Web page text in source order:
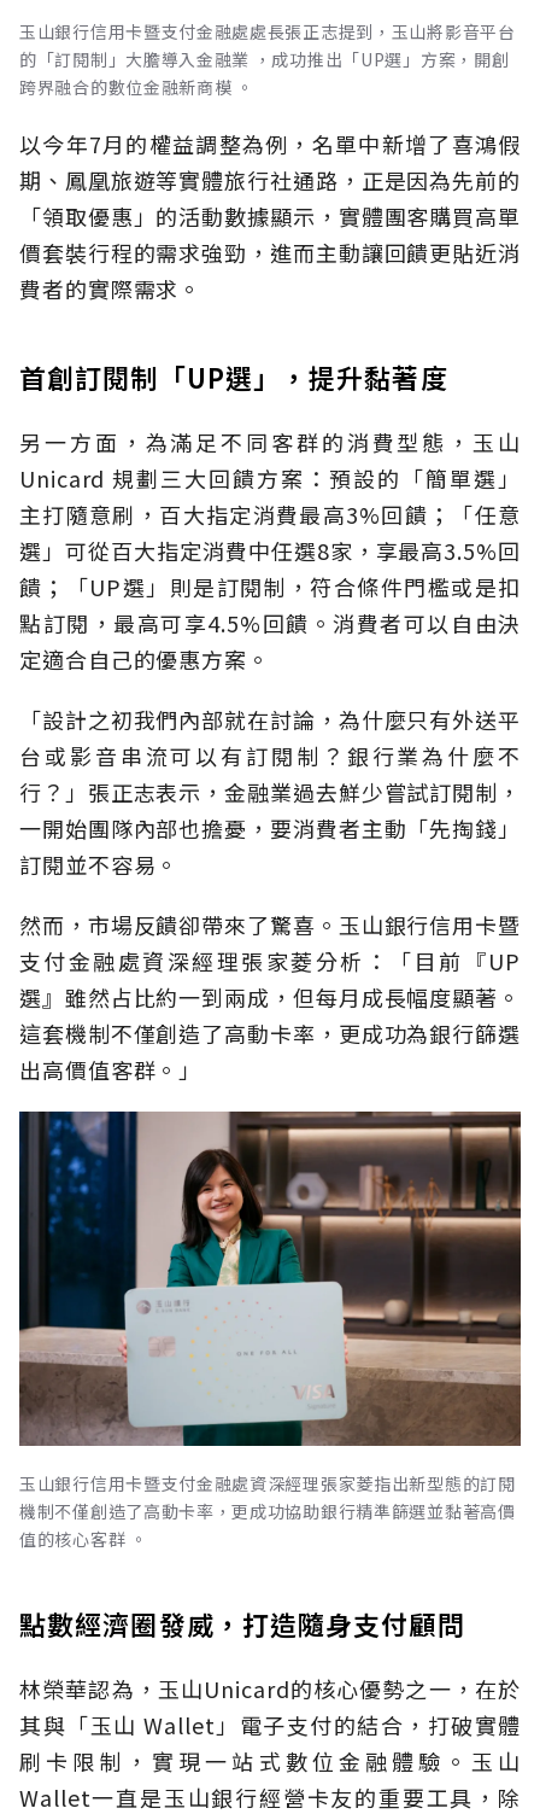
玉山銀行信用卡暨支付金融處處長張正志提到，玉山將影音平台
的「訂閱制」大膽導入金融業 ，成功推出「UP選」方案，開創
跨界融合的數位金融新商模 。
以今年7月的權益調整為例，名單中新增了喜鴻假
期、鳳凰旅遊等實體旅行社通路，正是因為先前的
「領取優惠」的活動數據顯示，實體團客購買高單
價套裝行程的需求強勁，進而主動讓回饋更貼近消
費者的實際需求。
首創訂閱制「UP選」，提升黏著度
另一方面，為滿足不同客群的消費型態，玉山
Unicard 規劃三大回饋方案：預設的「簡單選」
主打隨意刷，百大指定消費最高3%回饋；「任意
選」可從百大指定消費中任選8家，享最高3.5%回
饋；「UP選」則是訂閱制，符合條件門檻或是扣
點訂閱，最高可享4.5%回饋。消費者可以自由決
定適合自己的優惠方案。
「設計之初我們內部就在討論，為什麼只有外送平
台或影音串流可以有訂閱制？銀行業為什麼不
行？」張正志表示，金融業過去鮮少嘗試訂閱制，
一開始團隊內部也擔憂，要消費者主動「先掏錢」
訂閱並不容易。
然而，市場反饋卻帶來了驚喜。玉山銀行信用卡暨
支付金融處資深經理張家菱分析：「目前『UP
選』雖然占比約一到兩成，但每月成長幅度顯著。
這套機制不僅創造了高動卡率，更成功為銀行篩選
出高價值客群。」
玉山銀行信用卡暨支付金融處資深經理張家菱指出新型態的訂閱
機制不僅創造了高動卡率，更成功協助銀行精準篩選並黏著高價
值的核心客群 。
點數經濟圈發威，打造隨身支付顧問
林榮華認為，玉山Unicard的核心優勢之一，在於
其與「玉山 Wallet」電子支付的結合，打破實體
刷卡限制，實現一站式數位金融體驗。玉山
Wallet一直是玉山銀行經營卡友的重要工具，除